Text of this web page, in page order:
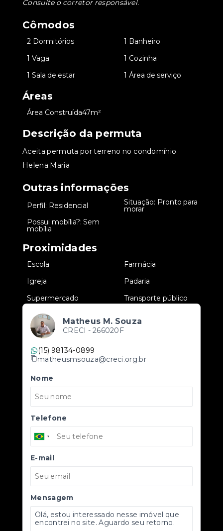
Consulte o corretor responsável.
Cômodos
2 Dormitórios
1 Banheiro
1 Vaga
1 Cozinha
1 Sala de estar 1 Área de serviço
Áreas
Área Construída47m²
Descrição da permuta
Aceita permuta por terreno no condomínio
Helena Maria
Outras informações
Perfil: Residencial Situação: Pronto para
morar
Possui mobília?: Sem
mobília
Proximidades
Escola
Farmácia
Igreja
Padaria
Supermercado Transporte público
Matheus M. Souza
CRECI - 266020F
(15) 98134-0899
matheusmsouza@creci.org.br
Nome
Telefone
E-mail
Mensagem